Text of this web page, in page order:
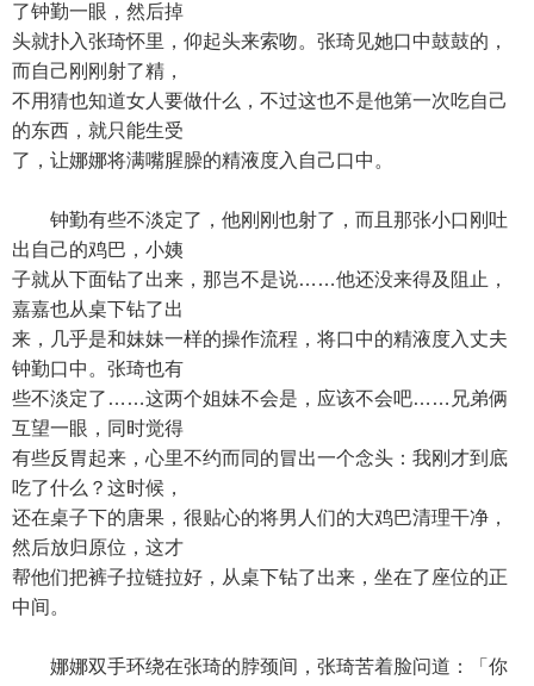
了钟勤一眼，然后掉
头就扑入张琦怀里，仰起头来索吻。张琦见她口中鼓鼓的，
而自己刚刚射了精，
不用猜也知道女人要做什么，不过这也不是他第一次吃自己
的东西，就只能生受
了，让娜娜将满嘴腥臊的精液度入自己口中。
钟勤有些不淡定了，他刚刚也射了，而且那张小口刚吐
出自己的鸡巴，小姨
子就从下面钻了出来，那岂不是说……他还没来得及阻止，
嘉嘉也从桌下钻了出
来，几乎是和妹妹一样的操作流程，将口中的精液度入丈夫
钟勤口中。张琦也有
些不淡定了……这两个姐妹不会是，应该不会吧……兄弟俩
互望一眼，同时觉得
有些反胃起来，心里不约而同的冒出一个念头：我刚才到底
吃了什么？这时候，
还在桌子下的唐果，很贴心的将男人们的大鸡巴清理干净，
然后放归原位，这才
帮他们把裤子拉链拉好，从桌下钻了出来，坐在了座位的正
中间。
娜娜双手环绕在张琦的脖颈间，张琦苦着脸问道：「你